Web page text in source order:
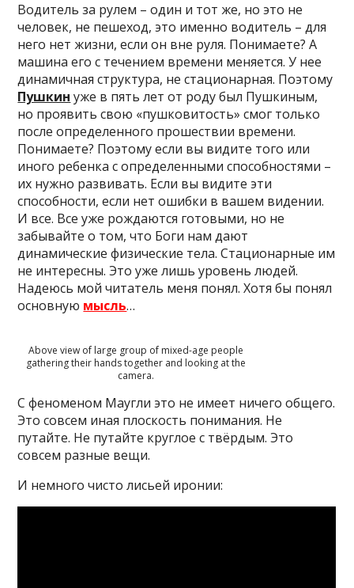
Водитель за рулем – один и тот же, но это не
человек, не пешеход, это именно водитель – для
него нет жизни, если он вне руля. Понимаете? А
машина его с течением времени меняется. У нее
динамичная структура, не стационарная. Поэтому
Пушкин уже в пять лет от роду был Пушкиным,
но проявить свою «пушковитость» смог только
после определенного прошествии времени.
Понимаете? Поэтому если вы видите того или
иного ребенка с определенными способностями –
их нужно развивать. Если вы видите эти
способности, если нет ошибки в вашем видении.
И все. Все уже рождаются готовыми, но не
забывайте о том, что Боги нам дают
динамические физические тела. Стационарные им
не интересны. Это уже лишь уровень людей.
Надеюсь мой читатель меня понял. Хотя бы понял
основную мысль…
Above view of large group of mixed-age people
gathering their hands together and looking at the
camera.
С феноменом Маугли это не имеет ничего общего.
Это совсем иная плоскость понимания. Не
путайте. Не путайте круглое с твёрдым. Это
совсем разные вещи.
И немного чисто лисьей иронии: